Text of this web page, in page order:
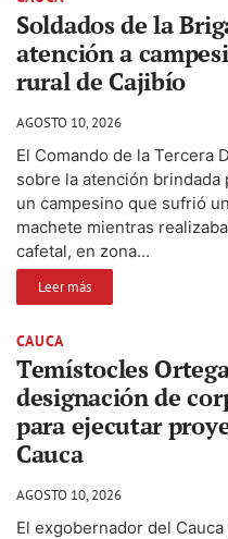
Soldados de la
atención a
rural de Cajibío
AGOSTO 10, 2026
El Comando de la Tercera
sobre la atención brindada
un campesino que sufrió
machete mientras
cafetal, en zona...
Leer más
CAUCA
Temístocles
designación de
para ejecutar
Cauca
AGOSTO 10, 2026
El exgobernador del